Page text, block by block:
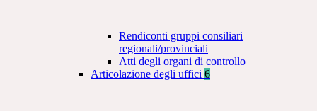
Rendiconti gruppi consiliari
regionali/provinciali
Atti degli organi di controllo
Articolazione degli uffici 6